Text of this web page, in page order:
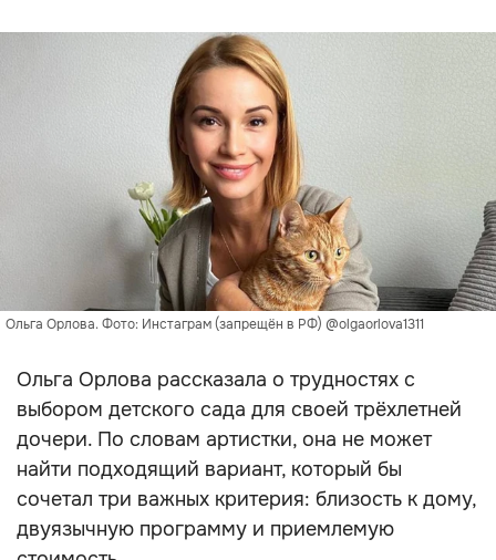
Ольга Орлова. Фото: Инстаграм (запрещён в РФ) @olgaorlova1311
Ольга Орлова рассказала о трудностях с
выбором детского сада для своей трёхлетней
дочери. По словам артистки, она не может
найти подходящий вариант, который бы
сочетал три важных критерия: близость к дому,
двуязычную программу и приемлемую